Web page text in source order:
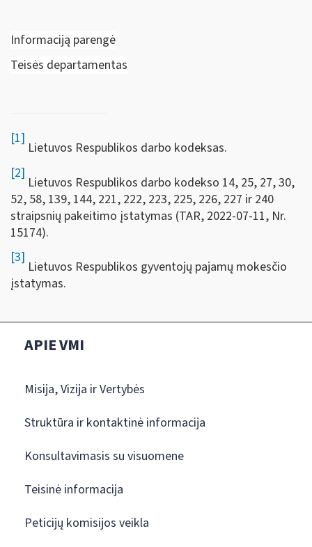
Informaciją parengė
Teisės departamentas
[1]
Lietuvos Respublikos darbo kodeksas.
[2]
Lietuvos Respublikos darbo kodekso 14, 25, 27, 30,
52, 58, 139, 144, 221, 222, 223, 225, 226, 227 ir 240
straipsnių pakeitimo įstatymas (TAR, 2022-07-11, Nr.
15174).
[3]
Lietuvos Respublikos gyventojų pajamų mokesčio
įstatymas.
APIE VMI
Misija, Vizija ir Vertybės
Struktūra ir kontaktinė informacija
Konsultavimasis su visuomene
Teisinė informacija
Peticijų komisijos veikla